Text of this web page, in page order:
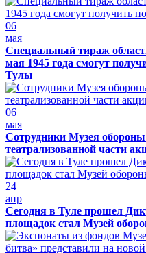
06
мая
Специальный тираж
мая 1945 года смогут
Тулы
06
мая
Сотрудники Музея
театрализованной части
24
апр
Сегодня в Туле прошел
площадок стал Музей